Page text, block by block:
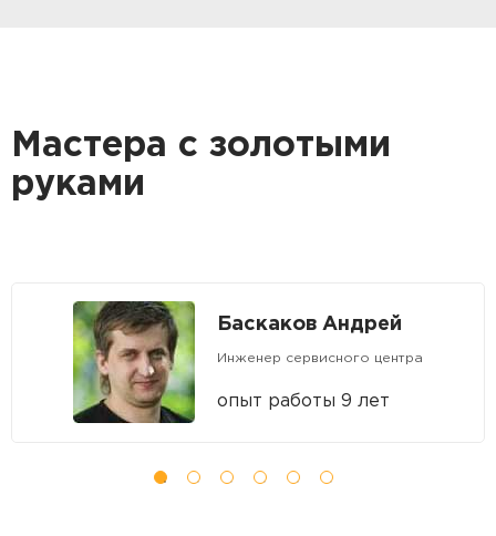
Мастера с золотыми
руками
Баскаков Андрей
Инженер сервисного центра
опыт работы 9 лет